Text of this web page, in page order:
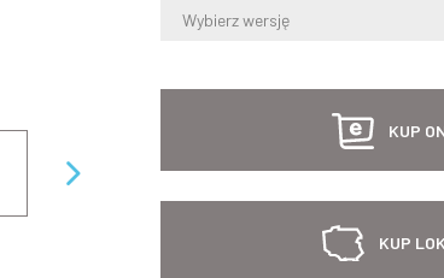
Wybierz wersję
KUP
KUP